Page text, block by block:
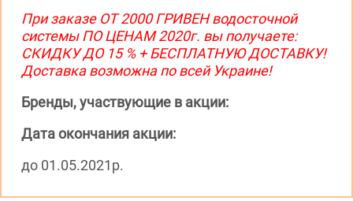
При заказе ОТ 2000 ГРИВЕН водосточной
системы ПО ЦЕНАМ 2020г. вы получаете:
СКИДКУ ДО 15 % + БЕСПЛАТНУЮ ДОСТАВКУ!
Доставка возможна по всей Украине!
Бренды, участвующие в акции:
Дата окончания акции:
до 01.05.2021р.